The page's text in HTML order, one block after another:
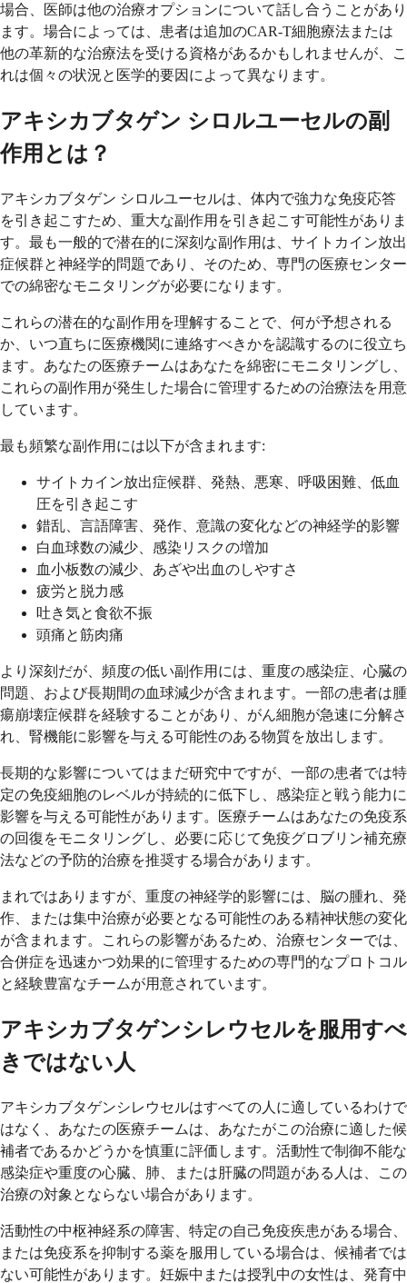
場合、医師は他の治療オプションについて話し合うことがあり
ます。場合によっては、患者は追加のCAR-T細胞療法または
他の革新的な治療法を受ける資格があるかもしれませんが、こ
れは個々の状況と医学的要因によって異なります。
アキシカブタゲン シロルユーセルの副
作用とは？
アキシカブタゲン シロルユーセルは、体内で強力な免疫応答
を引き起こすため、重大な副作用を引き起こす可能性がありま
す。最も一般的で潜在的に深刻な副作用は、サイトカイン放出
症候群と神経学的問題であり、そのため、専門の医療センター
での綿密なモニタリングが必要になります。
これらの潜在的な副作用を理解することで、何が予想される
か、いつ直ちに医療機関に連絡すべきかを認識するのに役立ち
ます。あなたの医療チームはあなたを綿密にモニタリングし、
これらの副作用が発生した場合に管理するための治療法を用意
しています。
最も頻繁な副作用には以下が含まれます:
サイトカイン放出症候群、発熱、悪寒、呼吸困難、低血
圧を引き起こす
錯乱、言語障害、発作、意識の変化などの神経学的影響
白血球数の減少、感染リスクの増加
血小板数の減少、あざや出血のしやすさ
疲労と脱力感
吐き気と食欲不振
頭痛と筋肉痛
より深刻だが、頻度の低い副作用には、重度の感染症、心臓の
問題、および長期間の血球減少が含まれます。一部の患者は腫
瘍崩壊症候群を経験することがあり、がん細胞が急速に分解さ
れ、腎機能に影響を与える可能性のある物質を放出します。
長期的な影響についてはまだ研究中ですが、一部の患者では特
定の免疫細胞のレベルが持続的に低下し、感染症と戦う能力に
影響を与える可能性があります。医療チームはあなたの免疫系
の回復をモニタリングし、必要に応じて免疫グロブリン補充療
法などの予防的治療を推奨する場合があります。
まれではありますが、重度の神経学的影響には、脳の腫れ、発
作、または集中治療が必要となる可能性のある精神状態の変化
が含まれます。これらの影響があるため、治療センターでは、
合併症を迅速かつ効果的に管理するための専門的なプロトコル
と経験豊富なチームが用意されています。
アキシカブタゲンシレウセルを服用すべ
きではない人
アキシカブタゲンシレウセルはすべての人に適しているわけで
はなく、あなたの医療チームは、あなたがこの治療に適した候
補者であるかどうかを慎重に評価します。活動性で制御不能な
感染症や重度の心臓、肺、または肝臓の問題がある人は、この
治療の対象とならない場合があります。
活動性の中枢神経系の障害、特定の自己免疫疾患がある場合、
または免疫系を抑制する薬を服用している場合は、候補者では
ない可能性があります。妊娠中または授乳中の女性は、発育中